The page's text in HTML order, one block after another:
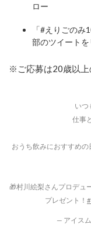
ロー
「#えりごの
部のツイートを
※ご応募は20歳以上
いつ
仕事
おうち飲みにおすすめ
🎁村川絵梨さんプロデュ
プレゼント！
— アイス